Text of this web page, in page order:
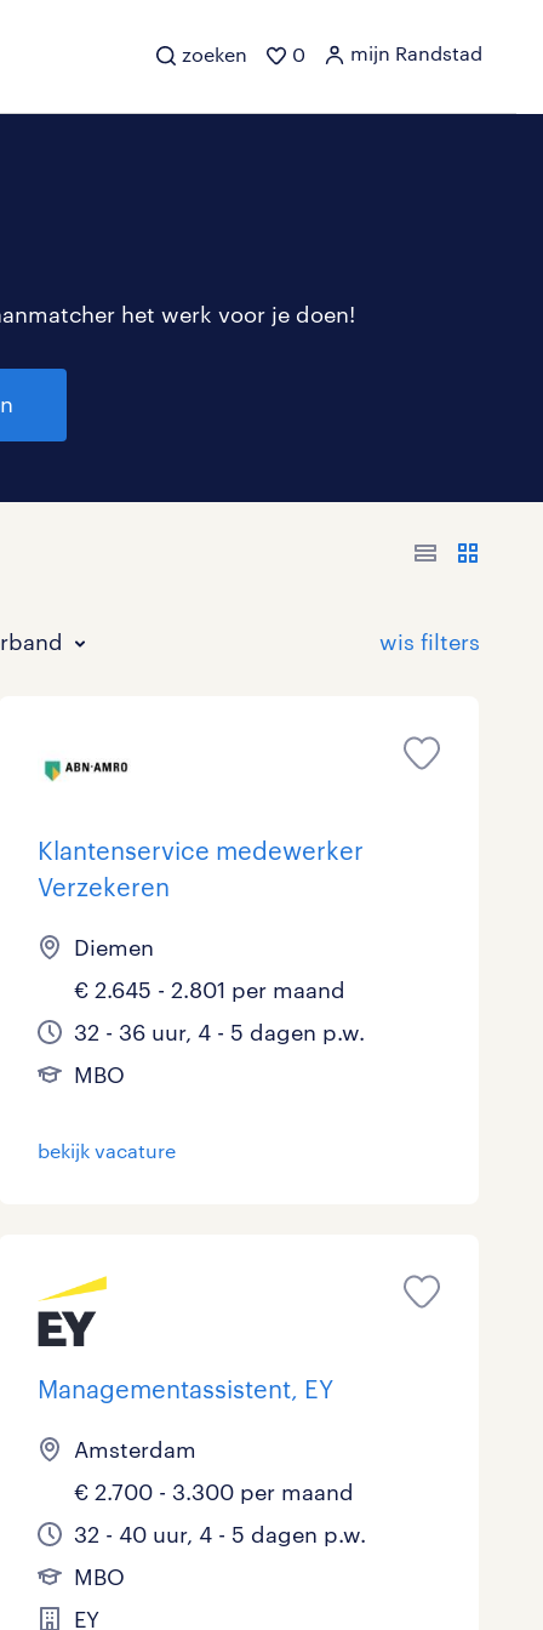
zoeken 0 mijn Randstad
het werk voor je doen!
Bouw 0
Commercieel / Verkoop
Horeca / Catering 1
Juridisch 0
Techniek 2
HAVO/VWO 1
MBO
Ondersteunend onderwijs 0
17 - 24 uur 0
37 - 40+ uur 4
Tijdelijk met uitzicht op vast
Klantenservice medewerker
Verzekeren
Diemen
€ 2.645 - 2.801 per maand
32 - 36 uur, 4 - 5 dagen p.w.
MBO
bekijk vacature
Managementassistent, EY
Amsterdam
€ 2.700 - 3.300 per maand
32 - 40 uur, 4 - 5 dagen p.w.
MBO
EY